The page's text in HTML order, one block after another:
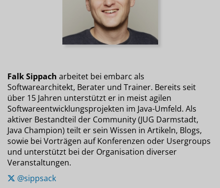
Falk Sippach arbeitet bei embarc als
Softwarearchitekt, Berater und Trainer. Bereits seit
über 15 Jahren unterstützt er in meist agilen
Softwareentwicklungsprojekten im Java-Umfeld. Als
aktiver Bestandteil der Community (JUG Darmstadt,
Java Champion) teilt er sein Wissen in Artikeln, Blogs,
sowie bei Vorträgen auf Konferenzen oder Usergroups
und unterstützt bei der Organisation diverser
Veranstaltungen.
@sippsack